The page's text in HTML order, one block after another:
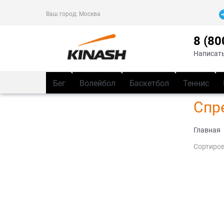
Ваш город: Москва
8
Бег Волейбол Баскетбол Теннис
Главная